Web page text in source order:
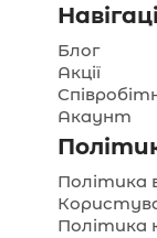
Блог
Акції
Акаунт
Політика
Політика